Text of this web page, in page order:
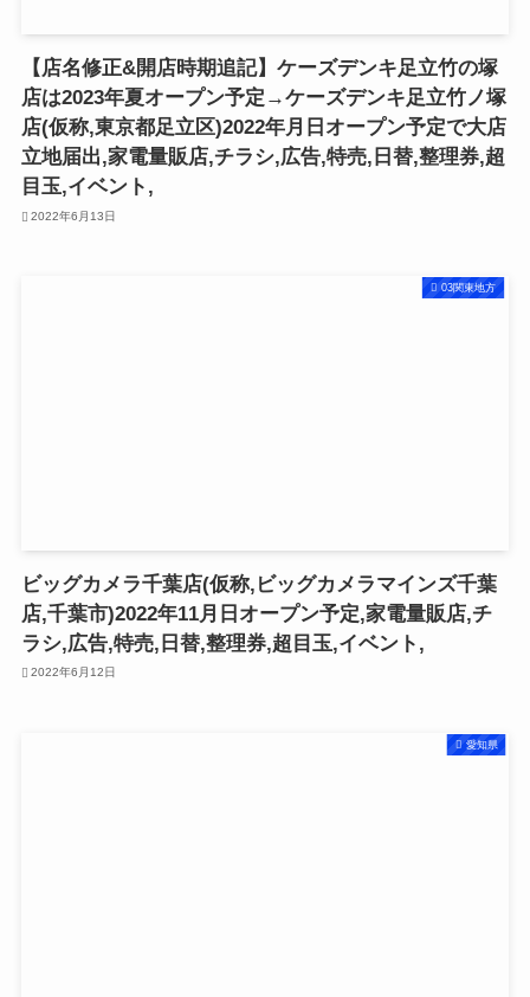
【店名修正&開店時期追記】ケーズデンキ足立竹の塚
店は2023年夏オープン予定→ケーズデンキ足立竹ノ塚
店(仮称,東京都足立区)2022年月日オープン予定で大店
立地届出,家電量販店,チラシ,広告,特売,日替,整理券,超
目玉,イベント,
2022年6月13日
03関東地方
ビッグカメラ千葉店(仮称,ビッグカメラマインズ千葉
店,千葉市)2022年11月日オープン予定,家電量販店,チ
ラシ,広告,特売,日替,整理券,超目玉,イベント,
2022年6月12日
愛知県